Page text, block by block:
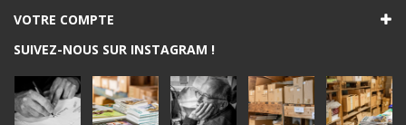
VOTRE COMPTE
SUIVEZ-NOUS SUR INSTAGRAM !